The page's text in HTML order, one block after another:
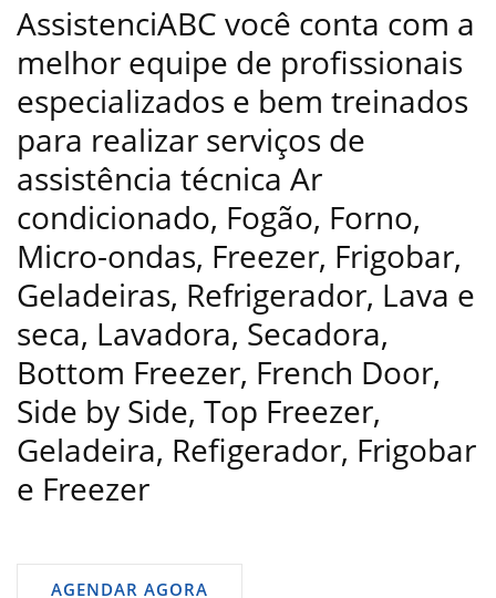
AssistenciABC você conta com a
melhor equipe de profissionais
especializados e bem treinados
para realizar serviços de
assistência técnica Ar
condicionado, Fogão, Forno,
Micro-ondas, Freezer, Frigobar,
Geladeiras, Refrigerador, Lava e
seca, Lavadora, Secadora,
Bottom Freezer, French Door,
Side by Side, Top Freezer,
Geladeira, Refigerador, Frigobar
e Freezer
AGENDAR AGORA